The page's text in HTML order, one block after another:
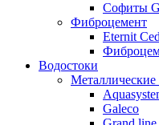
Софиты
Фиброцемент
Eternit
Водостоки
Металлические
Galeco